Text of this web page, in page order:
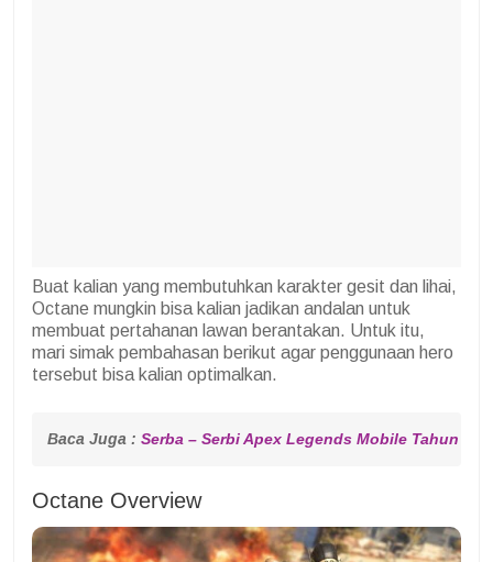
Buat kalian yang membutuhkan karakter gesit dan lihai,
Octane mungkin bisa kalian jadikan andalan untuk
membuat pertahanan lawan berantakan. Untuk itu,
mari simak pembahasan berikut agar penggunaan hero
tersebut bisa kalian optimalkan.
Baca Juga : Serba – Serbi Apex Legends Mobile Tahun
Octane Overview